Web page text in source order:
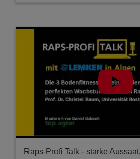
Raps-Profi Talk - starke